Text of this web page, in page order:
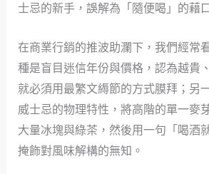
士忌的新手，誤解為「隨便喝」的藉
在商業行銷的推波助瀾下，我們經常
種是盲目迷信年份與價格，認為越貴
就必須用最繁文縟節的方式膜拜；另
威士忌的物理特性，將高階的單一麥
大量冰塊與綠茶，然後用一句「喝酒
掩飾對風味解構的無知。